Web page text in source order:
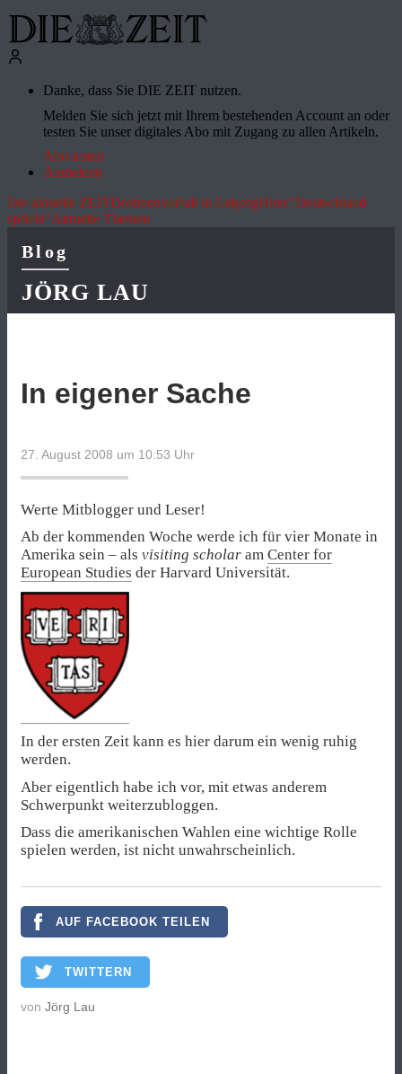
Danke, dass Sie DIE ZEIT nutzen.
Melden Sie sich jetzt mit Ihrem bestehenden Account an oder
testen Sie unser digitales Abo mit Zugang zu allen Artikeln.
Abo testen
Anmelden
Die aktuelle ZEITDrohnenvorfall in LeipzigHitze"Deutschland
spricht"Aktuelle Themen
Blog
JÖRG LAU
In eigener Sache
27. August 2008 um 10:53 Uhr
Werte Mitblogger und Leser!
Ab der kommenden Woche werde ich für vier Monate in
Amerika sein – als visiting scholar am Center for
European Studies der Harvard Universität.
In der ersten Zeit kann es hier darum ein wenig ruhig
werden.
Aber eigentlich habe ich vor, mit etwas anderem
Schwerpunkt weiterzubloggen.
Dass die amerikanischen Wahlen eine wichtige Rolle
spielen werden, ist nicht unwahrscheinlich.
AUF FACEBOOK TEILEN
TWITTERN
von Jörg Lau